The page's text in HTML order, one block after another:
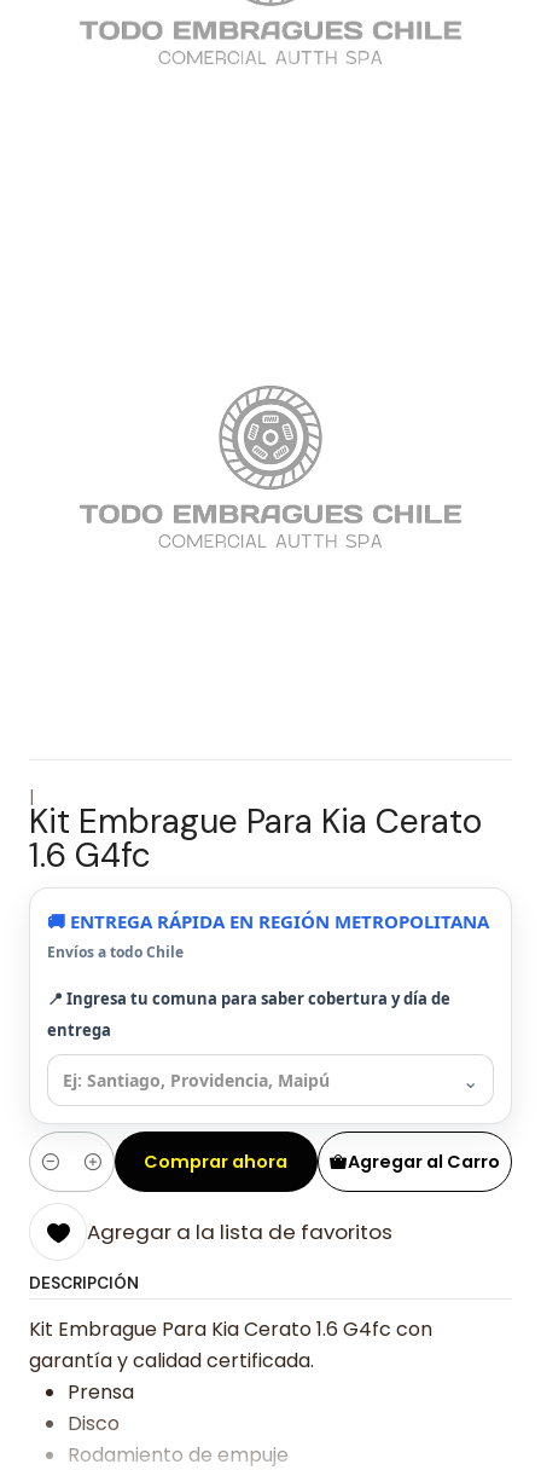
|
Kit Embrague Para Kia Cerato
1.6 G4fc
🚚 ENTREGA RÁPIDA EN REGIÓN METROPOLITANA
Envíos a todo Chile
📍 Ingresa tu comuna para saber cobertura y día de
entrega
⌄
Cantidad
Agregar al Carro
Comprar ahora
Agregar a la lista de favoritos
DESCRIPCIÓN
Kit Embrague Para Kia Cerato 1.6 G4fc con
garantía y calidad certificada.
Prensa
Disco
Rodamiento de empuje